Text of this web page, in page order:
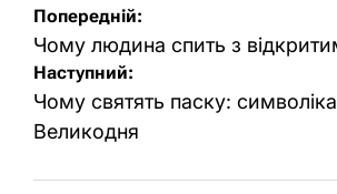
Навігація
записів
Попередній:
Чому людина спить з
Наступний:
Чому святять паску: символіка
Великодня